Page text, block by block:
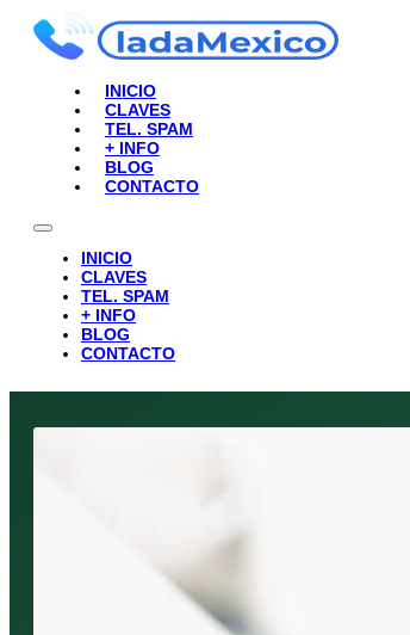
INICIO
CLAVES
TEL. SPAM
+ INFO
BLOG
CONTACTO
INICIO
CLAVES
TEL. SPAM
+ INFO
BLOG
CONTACTO